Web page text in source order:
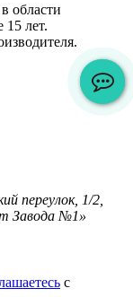
области
15 лет.
переулок, 1/2,
Завода №1»
с